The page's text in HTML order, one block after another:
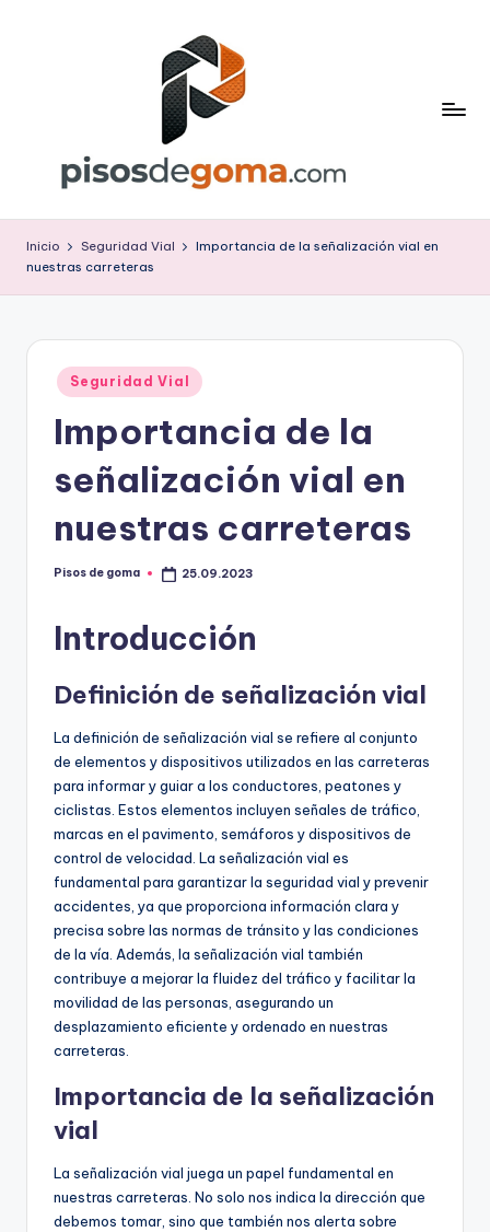
is
o
G
m
Inicio Seguridad Vial
Importancia de la señalización vial en
nuestras carreteras
Publicado
en
Seguridad Vial
Importancia de la
señalización vial en
nuestras carreteras
Publicado
Pisos de goma 25.09.2023
Introducción
Definición de señalización vial
La definición de señalización vial se refiere al conjunto
de elementos y dispositivos utilizados en las carreteras
para informar y guiar a los conductores, peatones y
ciclistas. Estos elementos incluyen señales de tráfico,
marcas en el pavimento, semáforos y dispositivos de
control de velocidad. La señalización vial es
fundamental para garantizar la seguridad vial y prevenir
accidentes, ya que proporciona información clara y
precisa sobre las normas de tránsito y las condiciones
de la vía. Además, la señalización vial también
contribuye a mejorar la fluidez del tráfico y facilitar la
movilidad de las personas, asegurando un
desplazamiento eficiente y ordenado en nuestras
carreteras.
Importancia de la señalización
vial
La señalización vial juega un papel fundamental en
nuestras carreteras. No solo nos indica la dirección que
debemos tomar, sino que también nos alerta sobre